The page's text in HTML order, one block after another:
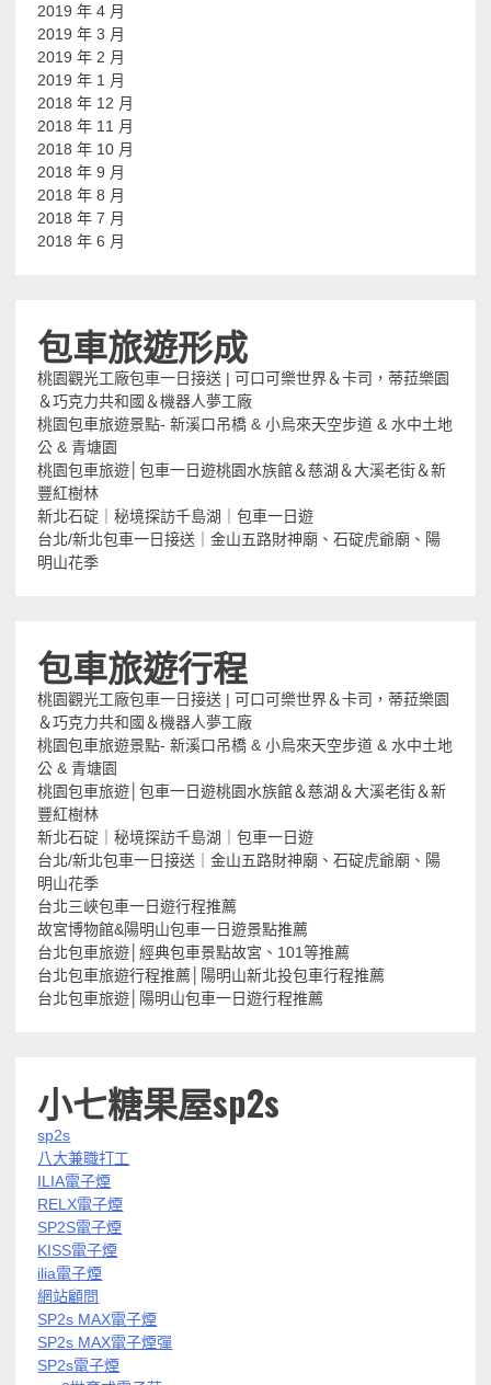
2019 年 4 月
2019 年 3 月
2019 年 2 月
2019 年 1 月
2018 年 12 月
2018 年 11 月
2018 年 10 月
2018 年 9 月
2018 年 8 月
2018 年 7 月
2018 年 6 月
包車旅遊形成
桃園觀光工廠包車一日接送 | 可口可樂世界＆卡司，蒂菈樂園
＆巧克力共和國＆機器人夢工廠
桃園包車旅遊景點- 新溪口吊橋 & 小烏來天空步道 & 水中土地
公 & 青塘園
桃園包車旅遊│包車一日遊桃園水族館＆慈湖＆大溪老街＆新
豐紅樹林
新北石碇｜秘境探訪千島湖｜包車一日遊
台北/新北包車一日接送｜金山五路財神廟、石碇虎爺廟、陽
明山花季
包車旅遊行程
桃園觀光工廠包車一日接送 | 可口可樂世界＆卡司，蒂菈樂園
＆巧克力共和國＆機器人夢工廠
桃園包車旅遊景點- 新溪口吊橋 & 小烏來天空步道 & 水中土地
公 & 青塘園
桃園包車旅遊│包車一日遊桃園水族館＆慈湖＆大溪老街＆新
豐紅樹林
新北石碇｜秘境探訪千島湖｜包車一日遊
台北/新北包車一日接送｜金山五路財神廟、石碇虎爺廟、陽
明山花季
台北三峽包車一日遊行程推薦
故宮博物館&陽明山包車一日遊景點推薦
台北包車旅遊│經典包車景點故宮、101等推薦
台北包車旅遊行程推薦│陽明山新北投包車行程推薦
台北包車旅遊│陽明山包車一日遊行程推薦
小七糖果屋sp2s
sp2s
八大兼職打工
ILIA電子煙
RELX電子煙
SP2S電子煙
KISS電子煙
ilia電子煙
網站顧問
SP2s MAX電子煙
SP2s MAX電子煙彈
SP2s電子煙